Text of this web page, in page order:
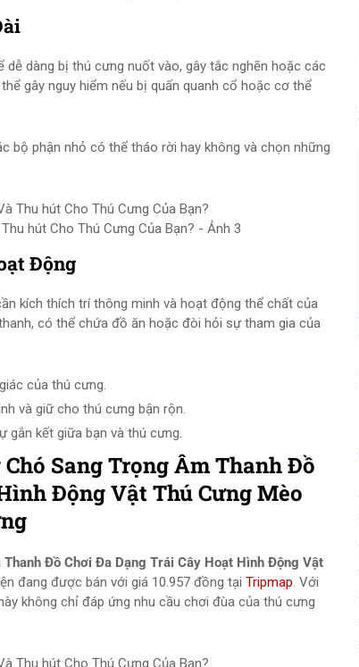
dàng bị thú cưng nuốt vào, gây tắc nghẽn hoặc các
gây nguy hiểm nếu bị quấn quanh cổ hoặc cơ thể
bộ phận nhỏ có thể tháo rời hay không và chọn những
hút Cho Thú Cưng Của Bạn? - Ảnh 3
Động
kích thích trí thông minh và hoạt động thể chất của
có thể chứa đồ ăn hoặc đòi hỏi sự tham gia của
của thú cưng.
và giữ cho thú cưng bận rộn.
kết giữa bạn và thú cưng.
Sang Trọng Âm Thanh Đồ
Động Vật Thú Cưng Mèo
Đồ Chơi Đa Dạng Trái Cây Hoạt Hình Động Vật
đang được bán với giá 10.957 đồng tại Tripmap. Với
không chỉ đáp ứng nhu cầu chơi đùa của thú cưng